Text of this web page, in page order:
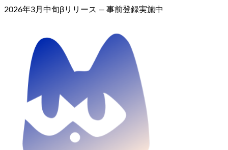
2026年3月中旬βリリース — 事前登録実施中